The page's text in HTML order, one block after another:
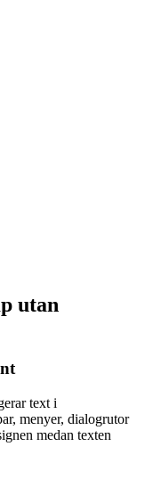
utan
text i
menyer, dialogrutor
medan texten